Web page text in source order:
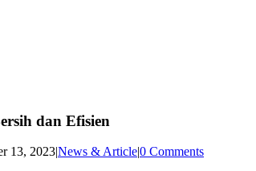
dan Efisien
13, 2023|News & Article|0 Comments